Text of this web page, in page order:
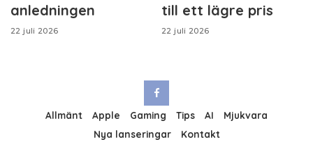
anledningen
22 juli 2026
till ett lägre pris
22 juli 2026
Allmänt Apple Gaming Tips AI
Mjukvara
Nya lanseringar
Kontakt